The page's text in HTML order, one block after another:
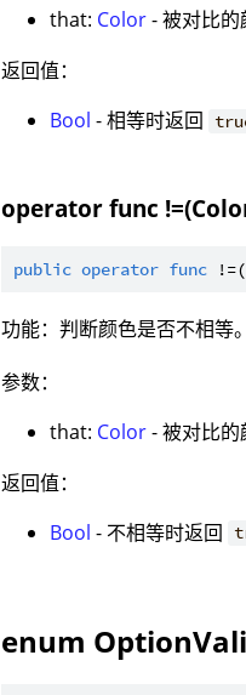
that: Color- 被对比的
返回值：
Bool - 相等时返回
operator func
public operator func !=(
功能：判断颜色是否不相等。
参数：
that: Color- 被对比的
返回值：
Bool - 不相等时返回
enum